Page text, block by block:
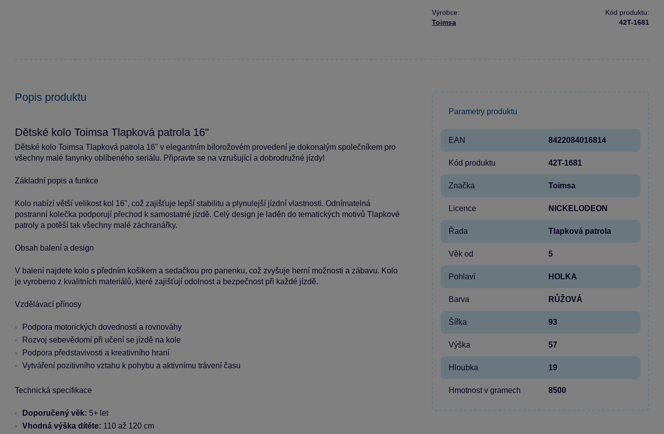
Výrobce:
Toimsa
Kód produktu:
42T-1681
Popis produktu
Dětské kolo Toimsa Tlapková patrola 16"
Dětské kolo Toimsa Tlapková patrola 16" v elegantním bílorožovém provedení je dokonalým společníkem pro
všechny malé fanynky oblíbeného seriálu. Připravte se na vzrušující a dobrodružné jízdy!
Základní popis a funkce
Kolo nabízí větší velikost kol 16", což zajišťuje lepší stabilitu a plynulejší jízdní vlastnosti. Odnímatelná
postranní kolečka podporují přechod k samostatné jízdě. Celý design je laděn do tematických motivů Tlapkové
patroly a potěší tak všechny malé záchranářky.
Obsah balení a design
V balení najdete kolo s předním košíkem a sedačkou pro panenku, což zvyšuje herní možnosti a zábavu. Kolo
je vyrobeno z kvalitních materiálů, které zajišťují odolnost a bezpečnost při každé jízdě.
Vzdělávací přínosy
Podpora motorických dovedností a rovnováhy
Rozvoj sebevědomí při učení se jízdě na kole
Podpora představivosti a kreativního hraní
Vytváření pozitivního vztahu k pohybu a aktivnímu trávení času
Technická specifikace
Doporučený věk: 5+ let
Vhodná výška dítěte: 110 až 120 cm
Parametry produktu
EAN 8422084016814
Kód produktu 42T-1681
Značka Toimsa
Licence NICKELODEON
Řada Tlapková patrola
Věk od 5
Pohlaví HOLKA
Barva RŮŽOVÁ
Šířka 93
Výška 57
Hloubka 19
Hmotnost v gramech 8500